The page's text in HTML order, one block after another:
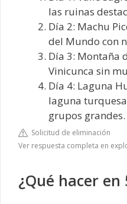
las ruinas
Día 2: Machu
del Mundo con
Día 3: Montaña
Vinicunca sin
Día 4: Laguna
laguna
grupos grandes.
Solicitud de eliminación
Ver respuesta completa en
¿Qué hacer en